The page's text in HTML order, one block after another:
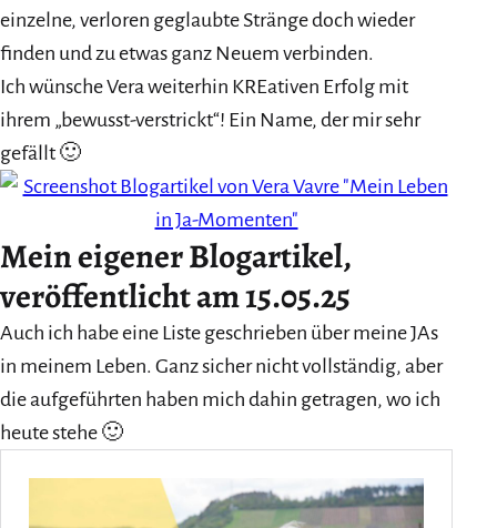
einzelne, verloren geglaubte Stränge doch wieder
finden und zu etwas ganz Neuem verbinden.
Ich wünsche Vera weiterhin KREativen Erfolg mit
ihrem „bewusst-verstrickt“! Ein Name, der mir sehr
gefällt 🙂
Mein eigener Blogartikel,
veröffentlicht am 15.05.25
Auch ich habe eine Liste geschrieben über meine JAs
in meinem Leben. Ganz sicher nicht vollständig, aber
die aufgeführten haben mich dahin getragen, wo ich
heute stehe 🙂